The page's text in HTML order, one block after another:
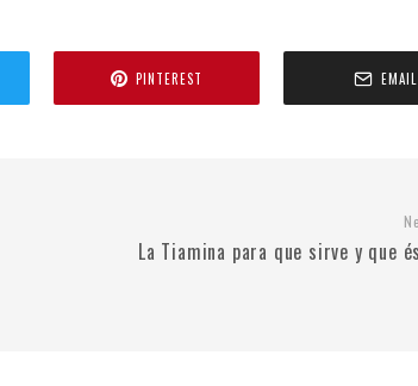
PINTEREST EMAIL
La Tiamina para que sirve y que